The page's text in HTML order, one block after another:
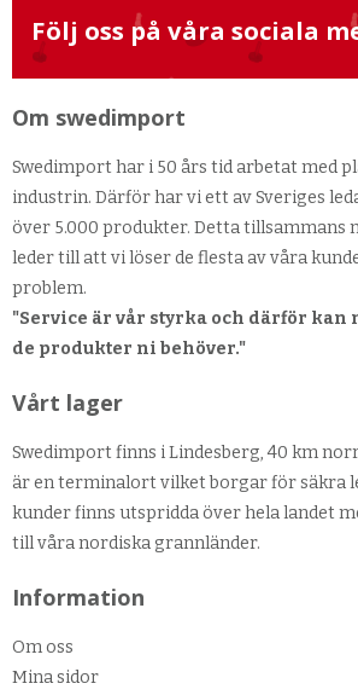
Följ oss på våra sociala
Om swedimport
Swedimport har i 50 års tid arbetat med
industrin. Därför har vi ett av Sveriges
över 5.000 produkter. Detta tillsammans
leder till att vi löser de flesta av våra
problem.
"Service är vår styrka och därför kan
de produkter ni behöver."
Vårt lager
Swedimport finns i Lindesberg, 40 km
är en terminalort vilket borgar för säkra
kunder finns utspridda över hela landet
till våra nordiska grannländer.
Information
Om oss
Mina sidor